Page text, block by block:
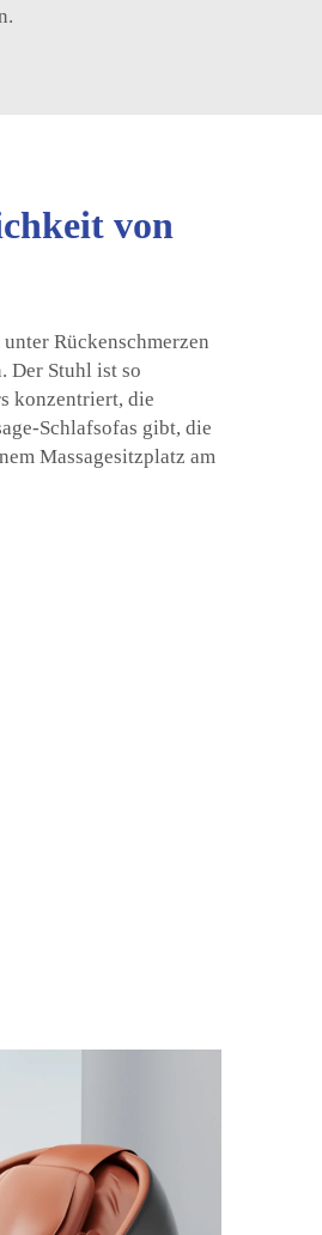
von
Rückenschmerzen
Der Stuhl ist so
konzentriert, die
Schlafsofas gibt, die
Massagesitzplatz am